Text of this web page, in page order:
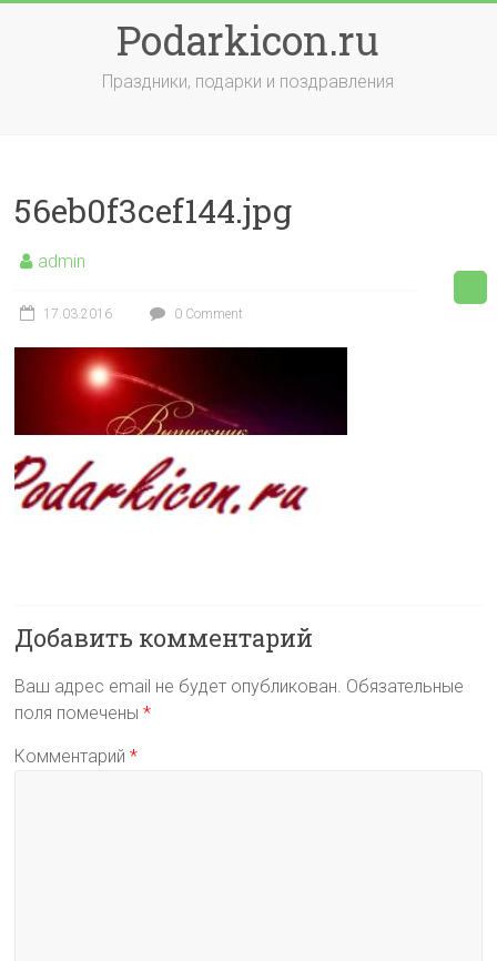
Podarkicon.ru
Праздники, подарки и поздравления
56eb0f3cef144.jpg
admin
17.03.2016 0 Comment
Добавить комментарий
Ваш адрес email не будет опубликован. Обязательные
поля помечены*
Комментарий*